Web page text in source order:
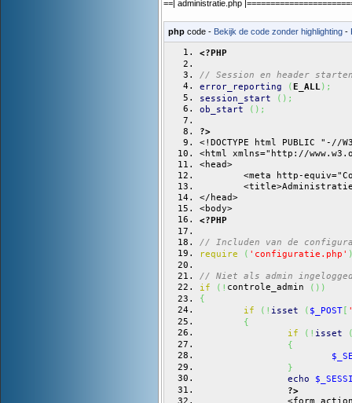
==| administratie.php
php code - Bekijk de code zonder highlighting -
<?PHP
// Session en header
error_reporting
( E_ALL) ;
session_start
( ) ;
ob_start
( ) ;
?>
<!DOCTYPE html PUBLIC
<html xmlns="http://
<head>
<meta http-
</head>
<body>
<?PHP
// Includen van de
require
( 'configuratie.php'
// Niet als admin
if
( ! controle_admin ( ) )
{
if
( ! isset ( $_POST [
{
if
( ! isset
{
}
echo
?>